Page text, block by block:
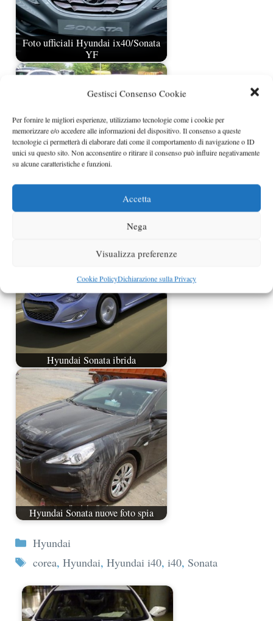
Gestisci Consenso Cookie
Per fornire le migliori esperienze, utilizziamo tecnologie come i cookie per
memorizzare e/o accedere alle informazioni del dispositivo. Il consenso a queste
tecnologie ci permetterà di elaborare dati come il comportamento di navigazione o ID
unici su questo sito. Non acconsentire o ritirare il consenso può influire negativamente
su alcune caratteristiche e funzioni.
Accetta
Nega
Visualizza preferenze
Cookie PolicyDichiarazione sulla Privacy
Foto ufficiali Hyundai ix40/Sonata
YF
Hyundai Sonata ibrida
Hyundai Sonata nuove foto spia
Categorie
Hyundai
Tag
corea, Hyundai, Hyundai i40, i40, Sonata